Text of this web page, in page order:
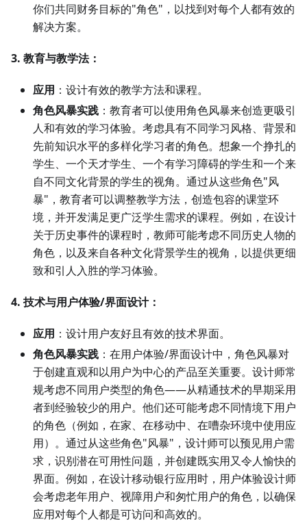
你们共同财务目标的"角色"，以找到对每个人都有效的
解决方案。
3. 教育与教学法：
应用 ：设计有效的教学方法和课程。
角色风暴实践 ：教育者可以使用角色风暴来创造更吸引
人和有效的学习体验。考虑具有不同学习风格、背景和
先前知识水平的多样化学习者的角色。想象一个挣扎的
学生、一个天才学生、一个有学习障碍的学生和一个来
自不同文化背景的学生的视角。通过从这些角色"风
暴"，教育者可以调整教学方法，创造包容的课堂环
境，并开发满足更广泛学生需求的课程。例如，在设计
关于历史事件的课程时，教师可能考虑不同历史人物的
角色，以及来自各种文化背景学生的视角，以提供更细
致和引人入胜的学习体验。
4. 技术与用户体验/界面设计：
应用 ：设计用户友好且有效的技术界面。
角色风暴实践 ：在用户体验/界面设计中，角色风暴对
于创建直观和以用户为中心的产品至关重要。设计师常
规考虑不同用户类型的角色——从精通技术的早期采用
者到经验较少的用户。他们还可能考虑不同情境下用户
的角色（例如，在家、在移动中、在嘈杂环境中使用应
用）。通过从这些角色"风暴"，设计师可以预见用户需
求，识别潜在可用性问题，并创建既实用又令人愉快的
界面。例如，在设计移动银行应用时，用户体验设计师
会考虑老年用户、视障用户和匆忙用户的角色，以确保
应用对每个人都是可访问和高效的。